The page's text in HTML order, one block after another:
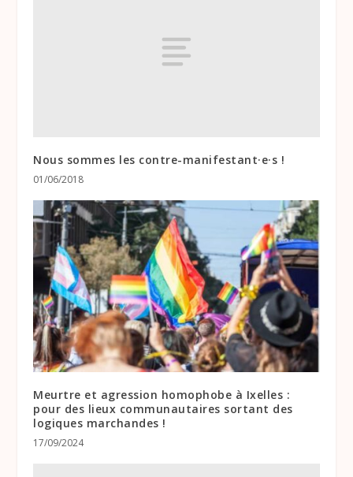
Nous sommes les contre-manifestant·e·s !
01/06/2018
Meurtre et agression homophobe à Ixelles :
pour des lieux communautaires sortant des
logiques marchandes !
17/09/2024